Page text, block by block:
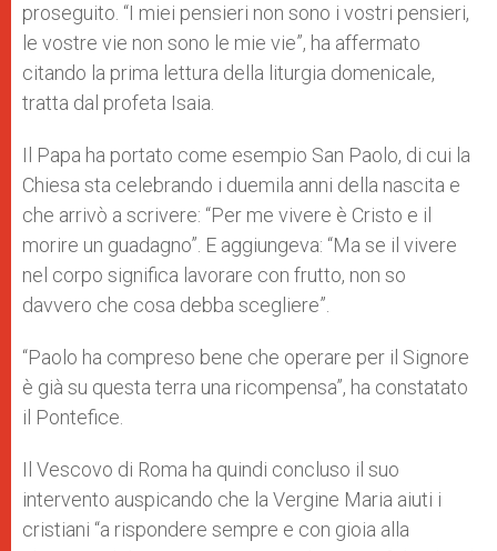
proseguito. “I miei pensieri non sono i vostri pensieri,
le vostre vie non sono le mie vie”, ha affermato
citando la prima lettura della liturgia domenicale,
tratta dal profeta Isaia.
Il Papa ha portato come esempio San Paolo, di cui la
Chiesa sta celebrando i duemila anni della nascita e
che arrivò a scrivere: “Per me vivere è Cristo e il
morire un guadagno”. E aggiungeva: “Ma se il vivere
nel corpo significa lavorare con frutto, non so
davvero che cosa debba scegliere”.
“Paolo ha compreso bene che operare per il Signore
è già su questa terra una ricompensa”, ha constatato
il Pontefice.
Il Vescovo di Roma ha quindi concluso il suo
intervento auspicando che la Vergine Maria aiuti i
cristiani “a rispondere sempre e con gioia alla